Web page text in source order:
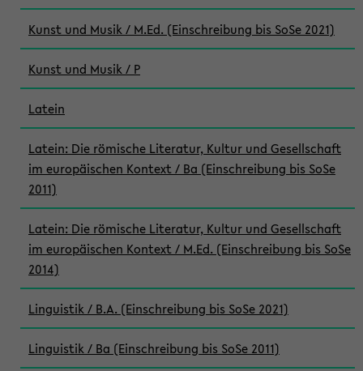
Kunst und Musik / M.Ed. (Einschreibung bis SoSe 2021)
Kunst und Musik / P
Latein
Latein: Die römische Literatur, Kultur und Gesellschaft
im europäischen Kontext / Ba (Einschreibung bis SoSe
2011)
Latein: Die römische Literatur, Kultur und Gesellschaft
im europäischen Kontext / M.Ed. (Einschreibung bis SoSe
2014)
Linguistik / B.A. (Einschreibung bis SoSe 2021)
Linguistik / Ba (Einschreibung bis SoSe 2011)